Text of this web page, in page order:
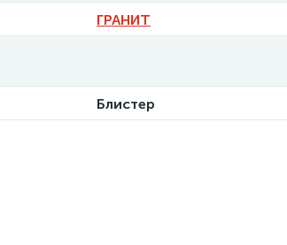
ГРАНИТ
Блистер